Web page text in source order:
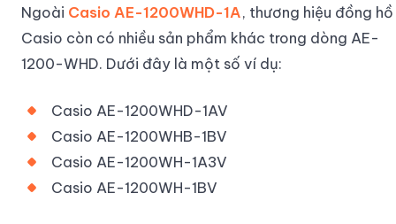
Ngoài Casio AE-1200WHD-1A, thương hiệu đồng hồ
Casio còn có nhiều sản phẩm khác trong dòng AE-
1200-WHD. Dưới đây là một số ví dụ:
Casio AE-1200WHD-1AV
Casio AE-1200WHB-1BV
Casio AE-1200WH-1A3V
Casio AE-1200WH-1BV